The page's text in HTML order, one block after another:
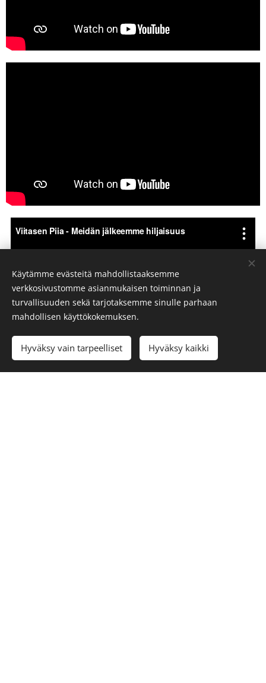
Käytämme evästeitä mahdollistaaksemme
verkkosivustomme asianmukaisen toiminnan ja
turvallisuuden sekä tarjotaksemme sinulle parhaan
mahdollisen käyttökokemuksen.
Hyväksy vain tarpeelliset Hyväksy kaikki